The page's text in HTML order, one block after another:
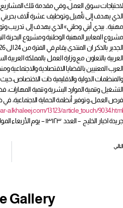
الذي يهدف إلى تأهيل وتوظيف عشرة آلاف
مشروع المعايير المهنية الوطنية ومشروع
العربية بالتعاون مع وزارة العمل بالمملكة العربية
العرب المعنيين بالقضايا الاقتصادية
والمنظمات الدولية والاقليمية ذات الاختصاص،
التشغيل وتنمية الموارد البشرية وتنمية المهارات،
فرص العمل، وتوفير أنظمة الحماية الاجتماعية، في
alkhaleej.com/13123/article_touch/9034.html
جريدة اخبار الخليج – العدد ١٣١٢٣ – يوم الأربعاء الموافق ٢٦ فبراير ٢٠١٤
التالي
Gallery